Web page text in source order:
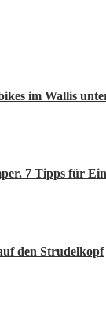
im Wallis
7 Tipps für
den Strudelkopf